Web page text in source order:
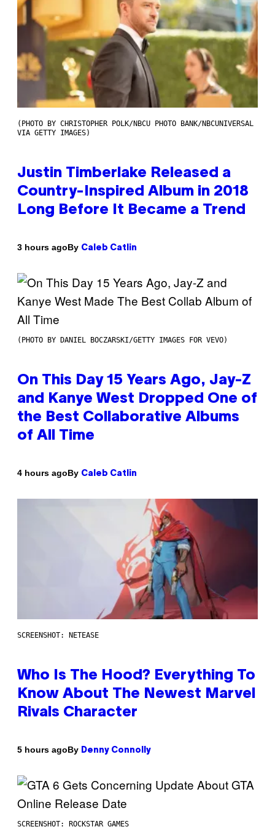
(PHOTO BY CHRISTOPHER POLK/NBCU PHOTO BANK/NBCUNIVERSAL
VIA GETTY IMAGES)
Justin Timberlake Released a
Country-Inspired Album in 2018
Long Before It Became a Trend
3 hours agoBy Caleb Catlin
(PHOTO BY DANIEL BOCZARSKI/GETTY IMAGES FOR VEVO)
On This Day 15 Years Ago, Jay-Z
and Kanye West Dropped One of
the Best Collaborative Albums
of All Time
4 hours agoBy Caleb Catlin
SCREENSHOT: NETEASE
Who Is The Hood? Everything To
Know About The Newest Marvel
Rivals Character
5 hours agoBy Denny Connolly
SCREENSHOT: ROCKSTAR GAMES